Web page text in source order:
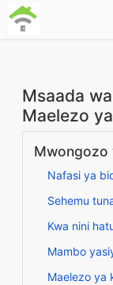
Msaada
Maelezo
Mwongozo
Nafasi ya
Sehemu
Kwa nini
Mambo
Maelezo ya